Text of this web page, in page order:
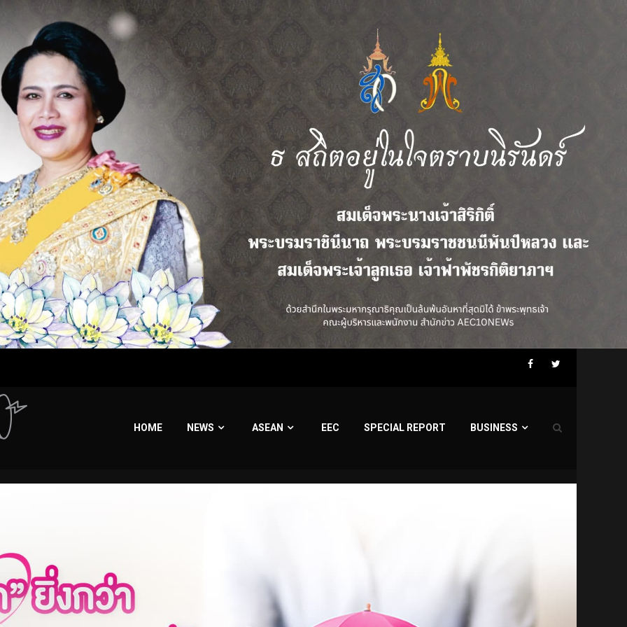
Facebook
Twitter
HOME NEWS ASEAN EEC SPECIAL REPORT BUSINESS